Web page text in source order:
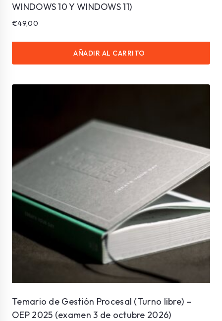
WINDOWS 10 Y WINDOWS 11)
€49,00
AÑADIR AL CARRITO
Temario de Gestión Procesal (Turno libre) –
OEP 2025 (examen 3 de octubre 2026)